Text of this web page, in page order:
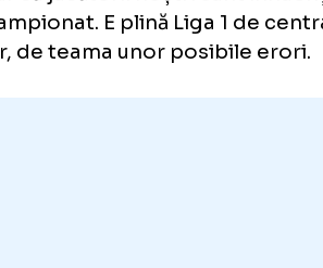
pierdut orice duel, a simulat
mai acorda fault nici când